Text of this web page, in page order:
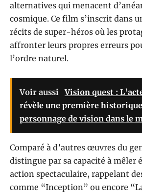
alternatives qui menacent
cosmique. Ce film s’inscrit dans
récits de super-héros où les
affronter leurs propres erreurs
l’ordre naturel.
Voir aussi Vision quest :
révèle une première
personnage de vision dans le
Comparé à d’autres œuvres du
distingue par sa capacité à mêler
action spectaculaire, rappelant
comme “Inception” ou encore